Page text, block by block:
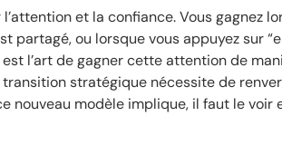
et la confiance. Vous gagnez
partagé, ou lorsque vous appuyez sur
l’art de gagner cette attention de
stratégique nécessite de
nouveau modèle implique, il faut le